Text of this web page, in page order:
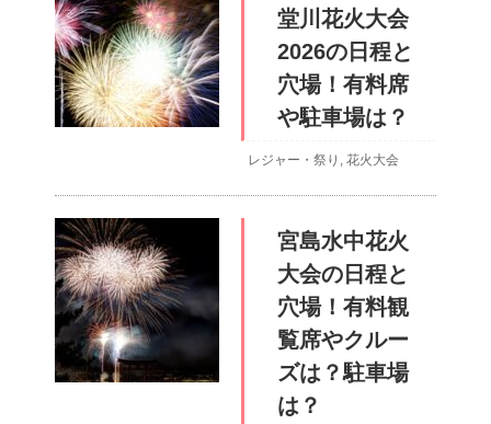
堂川花火大会
2026の日程と
穴場！有料席
や駐車場は？
レジャー・祭り , 花火大会
宮島水中花火
大会の日程と
穴場！有料観
覧席やクルー
ズは？駐車場
は？